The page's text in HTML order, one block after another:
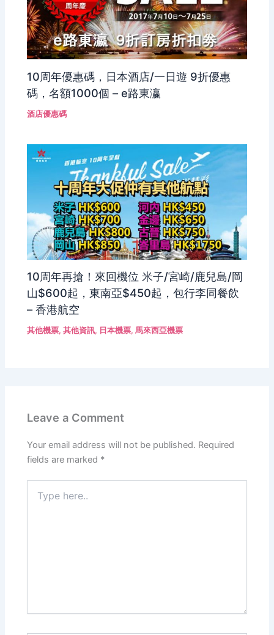
10周年優惠碼，日本酒店/一日遊 9折優惠
碼，名額1000個 – e路東瀛
酒店優惠碼
10周年再搶！來回機位 米子/宮崎/鹿兒島/岡
山$600起，東南亞$450起，包行李同餐飲
– 香港航空
其他機票,其他資訊, 日本機票,馬來西亞機票
Leave a Comment
Your email address will not be published. Required
fields are marked *
here..